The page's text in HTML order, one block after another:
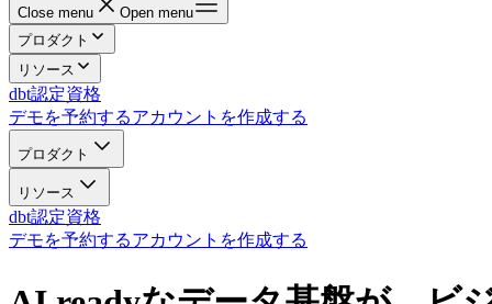
Close menu
Open menu
プロダクト
リソース
dbt認定資格
デモを予約するアカウントを作成する
プロダクト
リソース
dbt認定資格
デモを予約するアカウントを作成する